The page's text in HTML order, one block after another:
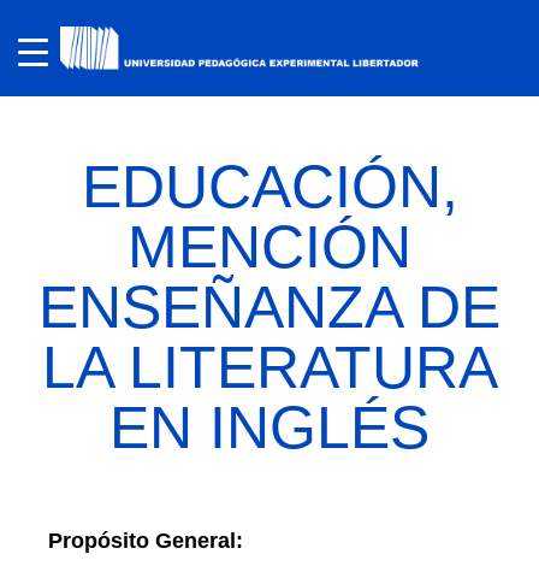
EDUCACIÓN,
MENCIÓN
ENSEÑANZA DE
LA LITERATURA
EN INGLÉS
Propósito General: